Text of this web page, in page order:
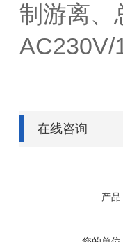
制游离、
AC230V/
在线咨询
产品